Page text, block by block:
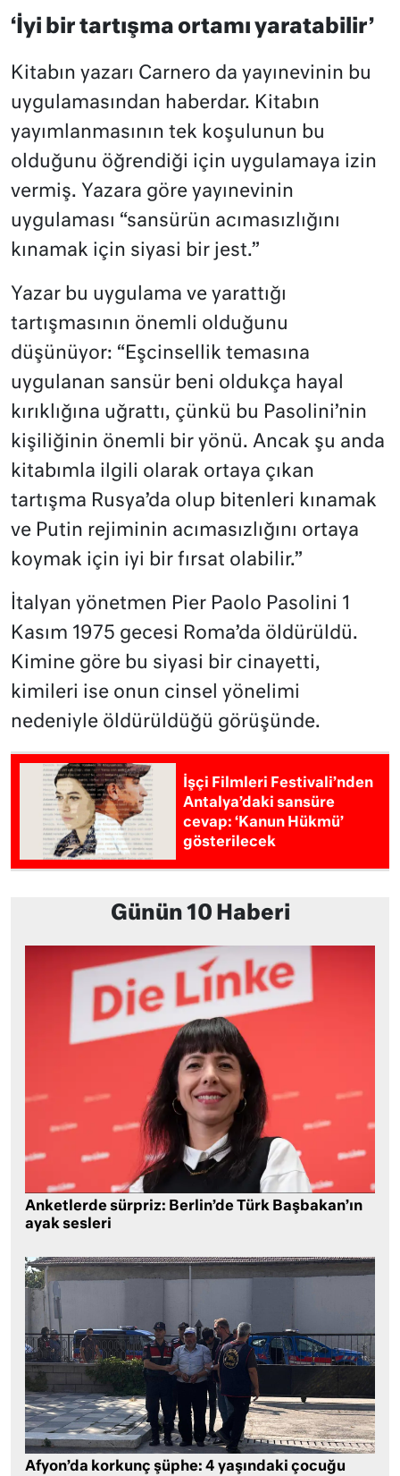
‘İyi bir tartışma ortamı yaratabilir’
Kitabın yazarı Carnero da yayınevinin bu
uygulamasından haberdar. Kitabın
yayımlanmasının tek koşulunun bu
olduğunu öğrendiği için uygulamaya izin
vermiş. Yazara göre yayınevinin
uygulaması “sansürün acımasızlığını
kınamak için siyasi bir jest.”
Yazar bu uygulama ve yarattığı
tartışmasının önemli olduğunu
düşünüyor: “Eşcinsellik temasına
uygulanan sansür beni oldukça hayal
kırıklığına uğrattı, çünkü bu Pasolini’nin
kişiliğinin önemli bir yönü. Ancak şu anda
kitabımla ilgili olarak ortaya çıkan
tartışma Rusya’da olup bitenleri kınamak
ve Putin rejiminin acımasızlığını ortaya
koymak için iyi bir fırsat olabilir.”
İtalyan yönetmen Pier Paolo Pasolini 1
Kasım 1975 gecesi Roma’da öldürüldü.
Kimine göre bu siyasi bir cinayetti,
kimileri ise onun cinsel yönelimi
nedeniyle öldürüldüğü görüşünde.
İşçi Filmleri Festivali’nden
Antalya’daki sansüre
cevap: ‘Kanun Hükmü’
gösterilecek
Günün 10 Haberi
Anketlerde sürpriz: Berlin’de Türk Başbakan’ın
ayak sesleri
Afyon’da korkunç şüphe: 4 yaşındaki çocuğu